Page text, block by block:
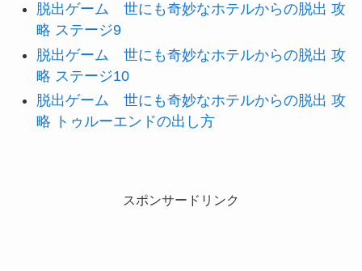
脱出ゲーム 世にも奇妙なホテルからの脱出 攻
略 ステージ9
脱出ゲーム 世にも奇妙なホテルからの脱出 攻
略 ステージ10
脱出ゲーム 世にも奇妙なホテルからの脱出 攻
略 トゥルーエンドの出し方
スポンサードリンク